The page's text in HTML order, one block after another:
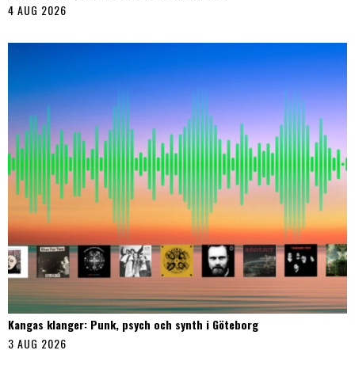
4 AUG 2026
Kangas klanger: Punk, psych och synth i Göteborg
3 AUG 2026